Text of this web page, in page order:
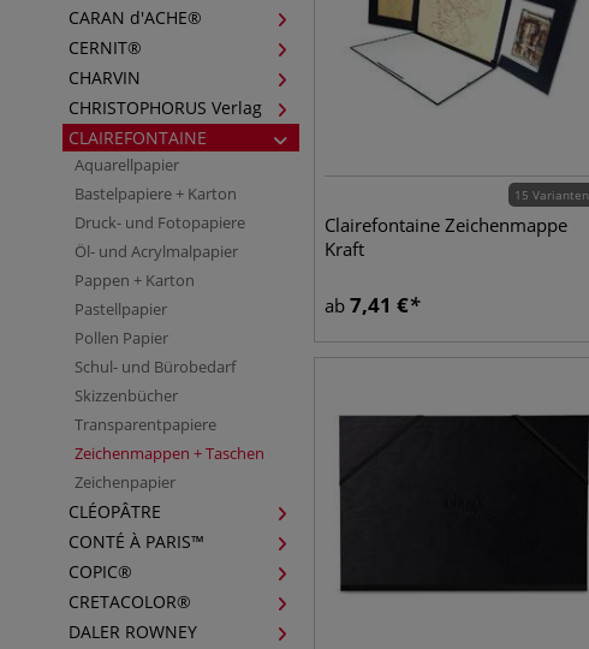
CARAN d'ACHE®
CERNIT®
CHARVIN
CHRISTOPHORUS Verlag
CLAIREFONTAINE
Aquarellpapier
Bastelpapiere + Karton
Druck- und Fotopapiere
Öl- und Acrylmalpapier
Pappen + Karton
Pastellpapier
Pollen Papier
Schul- und Bürobedarf
Skizzenbücher
Transparentpapiere
Zeichenmappen + Taschen
Zeichenpapier
CLÉOPÂTRE
CONTÉ À PARIS™
COPIC®
CRETACOLOR®
DALER ROWNEY
15 Varianten
Clairefontaine Zeichenmappe
Kraft
ab 7,41 €